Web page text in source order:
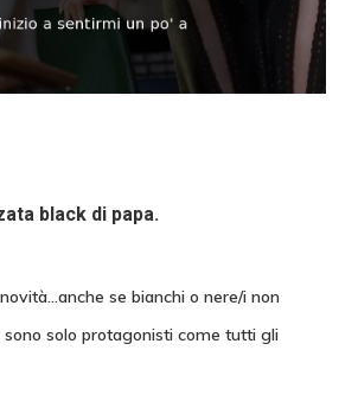
black di papa.
se bianchi o nere/i non
sono solo protagonisti come tutti gli